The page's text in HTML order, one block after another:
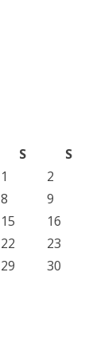
S
S
1
2
8
9
15
16
22
23
29
30